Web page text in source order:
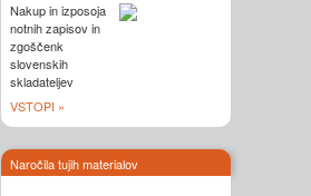
Nakup in izposoja
notnih zapisov in
zgoščenk
slovenskih
skladateljev
VSTOPI »
Naročila tujih materialov